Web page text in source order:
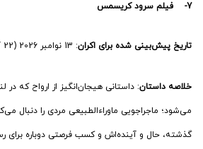
7- فیلم سرود کریسمس
تاریخ پیش‌بینی شده برای اکران: 13 نوامبر 2026 (22 آبان 1405)
خلاصه داستان: داستانی هیجان‌انگیز از ارواح که در
می‌شود؛ ماجراجویی ماوراءالطبیعی مردی را دنبال
گذشته، حال و آینده‌اش و کسب فرصتی دوباره برای